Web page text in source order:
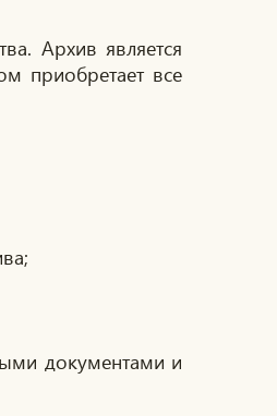
Архив является
приобретает все
документами и